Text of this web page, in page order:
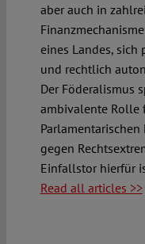
aber auch in
eines Landes,
und rechtlich
Der Föderalismus
ambivalente Rolle
gegen
Einfallstor hierfür
Read all articles >>